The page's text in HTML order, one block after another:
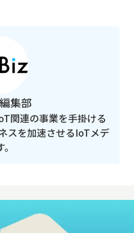
集部
関連の事業を手掛ける
スを加速させるIoTメデ